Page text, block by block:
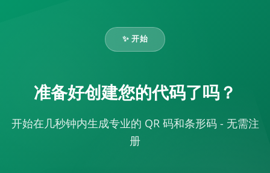
✨ 开始
准备好创建您的代码了吗？
开始在几秒钟内生成专业的 QR 码和条形码 - 无需注
册